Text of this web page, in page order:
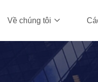
Về chúng tôi